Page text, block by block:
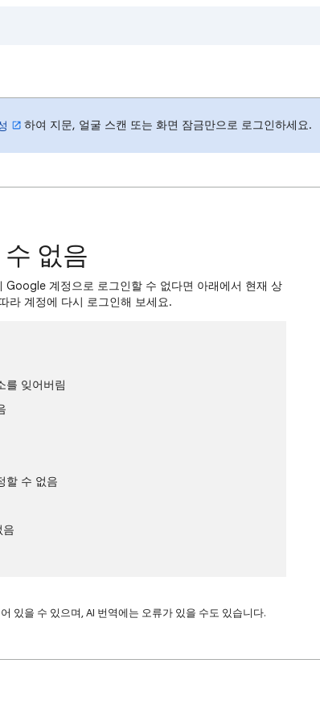
하여 지문, 얼굴 스캔 또는 화면 잠금만으로 로그인하세요.
없음
계정으로 로그인할 수 없다면 아래에서 현재 상
라 계정에 다시 로그인해 보세요.
를 잊어버림
할 수 없음
음
있을 수 있으며, AI 번역에는 오류가 있을 수도 있습니다.